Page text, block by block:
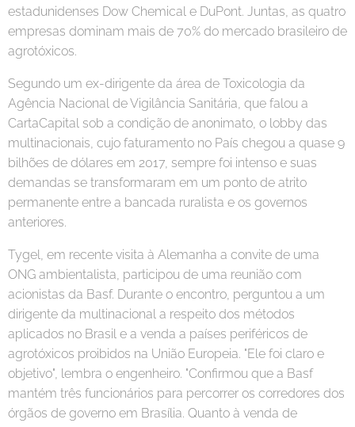
estadunidenses Dow Chemical e DuPont. Juntas, as quatro
empresas dominam mais de 70% do mercado brasileiro de
agrotóxicos.
Segundo um ex-dirigente da área de Toxicologia da
Agência Nacional de Vigilância Sanitária, que falou a
CartaCapital sob a condição de anonimato, o lobby das
multinacionais, cujo faturamento no País chegou a quase 9
bilhões de dólares em 2017, sempre foi intenso e suas
demandas se transformaram em um ponto de atrito
permanente entre a bancada ruralista e os governos
anteriores.
Tygel, em recente visita à Alemanha a convite de uma
ONG ambientalista, participou de uma reunião com
acionistas da Basf. Durante o encontro, perguntou a um
dirigente da multinacional a respeito dos métodos
aplicados no Brasil e a venda a países periféricos de
agrotóxicos proibidos na União Europeia. "Ele foi claro e
objetivo", lembra o engenheiro. "Confirmou que a Basf
mantém três funcionários para percorrer os corredores dos
órgãos de governo em Brasília. Quanto à venda de